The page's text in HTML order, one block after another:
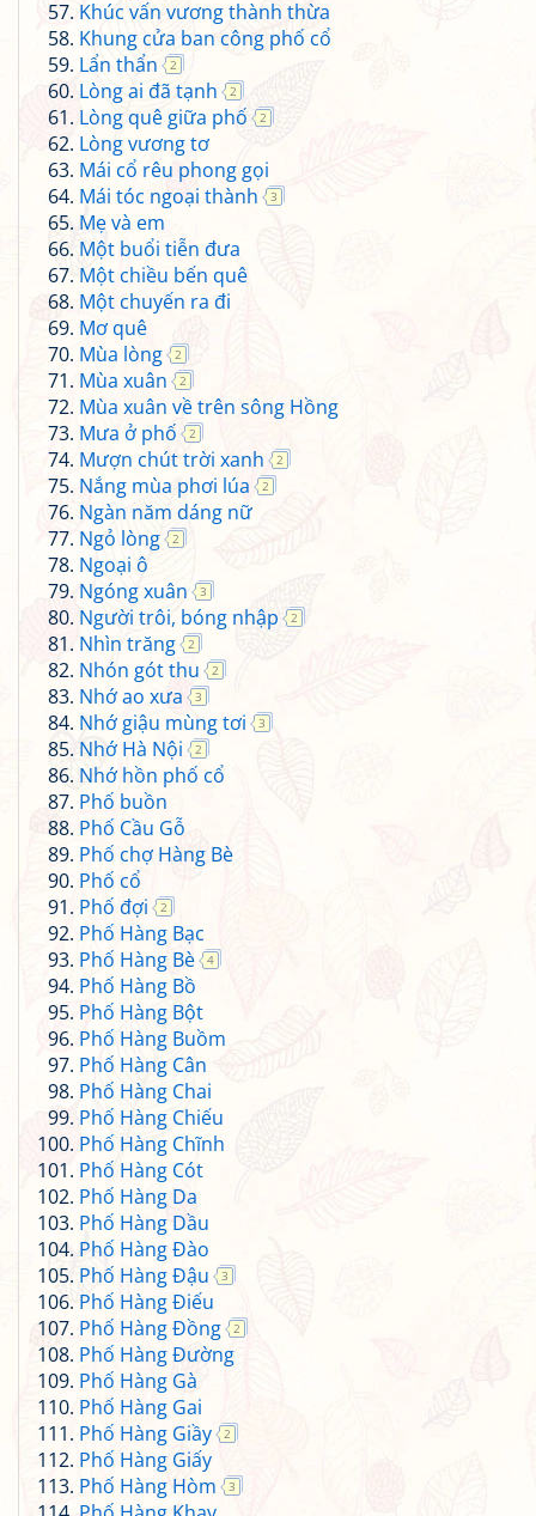
Khúc vấn vương thành thừa
Khung cửa ban công phố cổ
Lẩn thẩn
2
Lòng ai đã tạnh 2
Lòng quê giữa phố 2
Lòng vương tơ
Mái cổ rêu phong gọi
Mái tóc ngoại thành
3
Mẹ và em
Một buổi tiễn đưa
Một chiều bến quê
Một chuyến ra đi
Mơ quê
Mùa lòng
2
Mùa xuân 2
Mùa xuân về trên sông Hồng
Mưa ở phố
2
Mượn chút trời xanh 2
Nắng mùa phơi lúa 2
Ngàn năm dáng nữ
Ngỏ lòng
2
Ngoại ô
Ngóng xuân
3
Người trôi, bóng nhập 2
Nhìn trăng 2
Nhón gót thu 2
Nhớ ao xưa 3
Nhớ giậu mùng tơi 3
Nhớ Hà Nội 2
Nhớ hồn phố cổ
Phố buồn
Phố Cầu Gỗ
Phố chợ Hàng Bè
Phố cổ
Phố đợi
2
Phố Hàng Bạc
Phố Hàng Bè
4
Phố Hàng Bồ
Phố Hàng Bột
Phố Hàng Buồm
Phố Hàng Cân
Phố Hàng Chai
Phố Hàng Chiếu
Phố Hàng Chĩnh
Phố Hàng Cót
Phố Hàng Da
Phố Hàng Dầu
Phố Hàng Đào
Phố Hàng Đậu
3
Phố Hàng Điếu
Phố Hàng Đồng
2
Phố Hàng Đường
Phố Hàng Gà
Phố Hàng Gai
Phố Hàng Giầy
2
Phố Hàng Giấy
Phố Hàng Hòm
3